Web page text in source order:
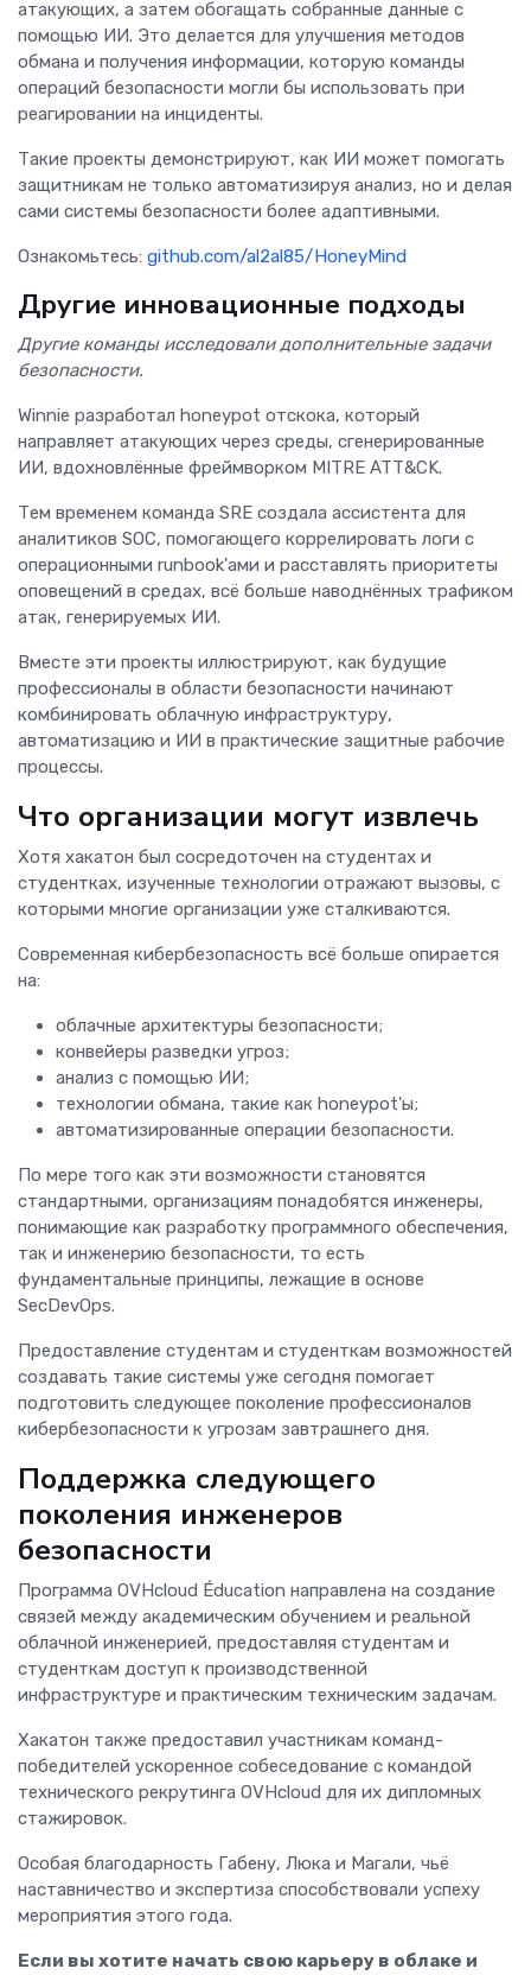
атакующих, а затем обогащать собранные данные с
помощью ИИ. Это делается для улучшения методов
обмана и получения информации, которую команды
операций безопасности могли бы использовать при
реагировании на инциденты.
Такие проекты демонстрируют, как ИИ может помогать
защитникам не только автоматизируя анализ, но и делая
сами системы безопасности более адаптивными.
Ознакомьтесь: github.com/al2al85/HoneyMind
Другие инновационные подходы
Другие команды исследовали дополнительные задачи
безопасности.
Winnie разработал honeypot отскока, который
направляет атакующих через среды, сгенерированные
ИИ, вдохновлённые фреймворком MITRE ATT&CK.
Тем временем команда SRE создала ассистента для
аналитиков SOC, помогающего коррелировать логи с
операционными runbook'ами и расставлять приоритеты
оповещений в средах, всё больше наводнённых трафиком
атак, генерируемых ИИ.
Вместе эти проекты иллюстрируют, как будущие
профессионалы в области безопасности начинают
комбинировать облачную инфраструктуру,
автоматизацию и ИИ в практические защитные рабочие
процессы.
Что организации могут извлечь
Хотя хакатон был сосредоточен на студентах и
студентках, изученные технологии отражают вызовы, с
которыми многие организации уже сталкиваются.
Современная кибербезопасность всё больше опирается
на:
облачные архитектуры безопасности;
конвейеры разведки угроз;
анализ с помощью ИИ;
технологии обмана, такие как honeypot'ы;
автоматизированные операции безопасности.
По мере того как эти возможности становятся
стандартными, организациям понадобятся инженеры,
понимающие как разработку программного обеспечения,
так и инженерию безопасности, то есть
фундаментальные принципы, лежащие в основе
SecDevOps.
Предоставление студентам и студенткам возможностей
создавать такие системы уже сегодня помогает
подготовить следующее поколение профессионалов
кибербезопасности к угрозам завтрашнего дня.
Поддержка следующего
поколения инженеров
безопасности
Программа OVHcloud Éducation направлена на создание
связей между академическим обучением и реальной
облачной инженерией, предоставляя студентам и
студенткам доступ к производственной
инфраструктуре и практическим техническим задачам.
Хакатон также предоставил участникам команд-
победителей ускоренное собеседование с командой
технического рекрутинга OVHcloud для их дипломных
стажировок.
Особая благодарность Габену, Люка и Магали, чьё
наставничество и экспертиза способствовали успеху
мероприятия этого года.
Если вы хотите начать свою карьеру в облаке и